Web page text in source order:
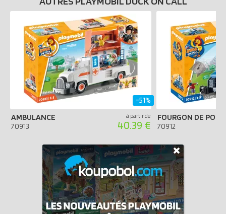
AMBULANCE
70913
à partir de
40.39 €
-51%
FOURGON DE
70912